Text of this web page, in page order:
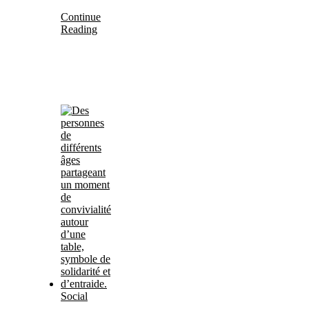
Continue
Reading
Social